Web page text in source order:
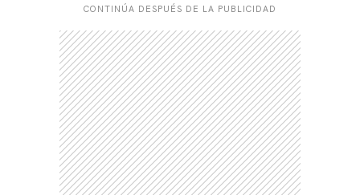
CONTINÚA DESPUÉS DE LA PUBLICIDAD